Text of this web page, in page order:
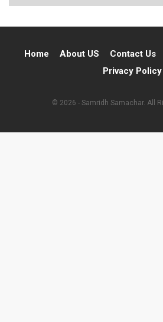
Home About US Contact Us
Privacy Policy
© 2026 - Samridh Samachar. All